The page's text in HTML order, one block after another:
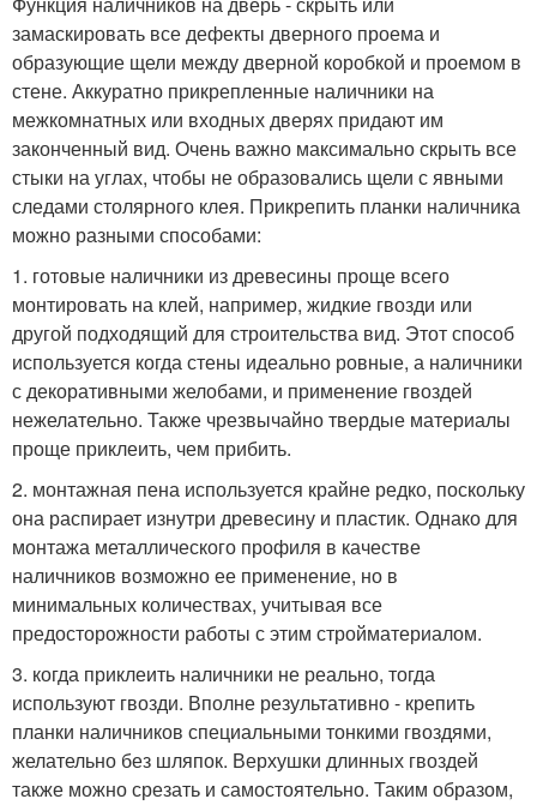
замаскировать все дефекты дверного проема и
образующие щели между дверной коробкой и проемом в
стене. Аккуратно прикрепленные наличники на
межкомнатных или входных дверях придают им
законченный вид. Очень важно максимально скрыть все
стыки на углах, чтобы не образовались щели с явными
следами столярного клея. Прикрепить планки наличника
можно разными способами:
1. готовые наличники из древесины проще всего
монтировать на клей, например, жидкие гвозди или
другой подходящий для строительства вид. Этот способ
используется когда стены идеально ровные, а наличники
с декоративными желобами, и применение гвоздей
нежелательно. Также чрезвычайно твердые материалы
проще приклеить, чем прибить.
2. монтажная пена используется крайне редко, поскольку
она распирает изнутри древесину и пластик. Однако для
монтажа металлического профиля в качестве
наличников возможно ее применение, но в
минимальных количествах, учитывая все
предосторожности работы с этим стройматериалом.
3. когда приклеить наличники не реально, тогда
используют гвозди. Вполне результативно - крепить
планки наличников специальными тонкими гвоздями,
желательно без шляпок. Верхушки длинных гвоздей
также можно срезать и самостоятельно. Таким образом,